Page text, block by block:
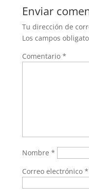
Enviar
Tu dirección de
Los campos
Comentario *
Nombre *
Correo electrónico *